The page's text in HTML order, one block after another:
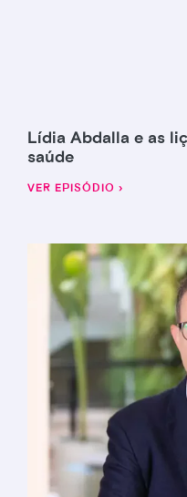
Lídia Abdalla e as
saúde
VER EPISÓDIO ›